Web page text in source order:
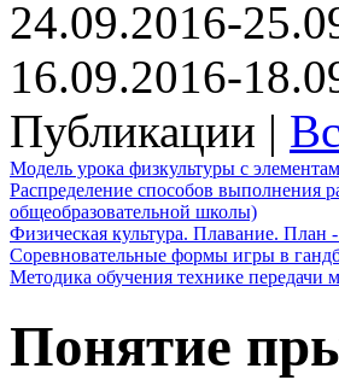
24.09.2016-
16.09.2016-
Публикации |
Модель урока физкультуры с
Распределение способов выполнения
общеобразовательной школы)
Физическая культура. Плавание. План
Соревновательные формы игры в
Методика обучения технике передачи
Понятие